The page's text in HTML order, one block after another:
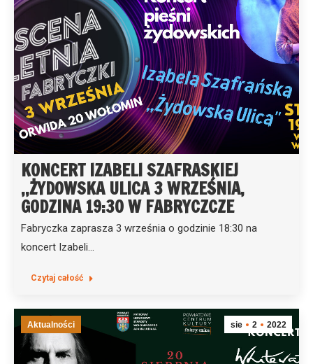
KONCERT IZABELI SZAFRASKIEJ
,,ŻYDOWSKA ULICA 3 WRZEŚNIA,
GODZINA 19:30 W FABRYCZCZE
Fabryczka zaprasza 3 września o godzinie 18:30 na
koncert Izabeli…
Czytaj całość
sie 2 2022
Aktualności